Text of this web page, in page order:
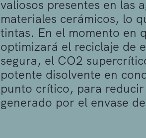
valiosos presentes en las
materiales cerámicos, lo
tintas. En el momento en
optimizará el reciclaje de
segura, el CO2
potente disolvente en
punto crítico, para
generado por el envase